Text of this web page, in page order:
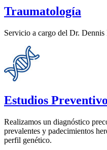
Traumatología
Servicio a cargo del Dr. Dennis
Estudios
Realizamos un diagnóstico
prevalentes y padecimientos
perfil genético.